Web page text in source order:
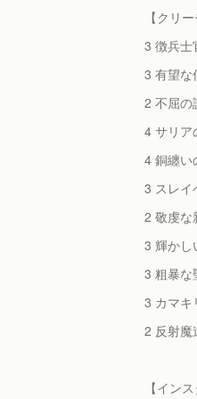
【クリ
3 徴兵士
3 有望な
2 不屈の
4 サリア
4 銅纏い
3 スレイ
2 敬虔な
3 輝かし
3 粗暴な
3 カマキ
2 反射魔
【イン